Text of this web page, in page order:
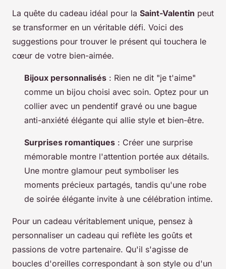
La quête du cadeau idéal pour la Saint-Valentin peut
se transformer en un véritable défi. Voici des
suggestions pour trouver le présent qui touchera le
cœur de votre bien-aimée.
Bijoux personnalisés : Rien ne dit "je t'aime"
comme un bijou choisi avec soin. Optez pour un
collier avec un pendentif gravé ou une bague
anti-anxiété élégante qui allie style et bien-être.
Surprises romantiques : Créer une surprise
mémorable montre l'attention portée aux détails.
Une montre glamour peut symboliser les
moments précieux partagés, tandis qu'une robe
de soirée élégante invite à une célébration intime.
Pour un cadeau véritablement unique, pensez à
personnaliser un cadeau qui reflète les goûts et
passions de votre partenaire. Qu'il s'agisse de
boucles d'oreilles correspondant à son style ou d'un